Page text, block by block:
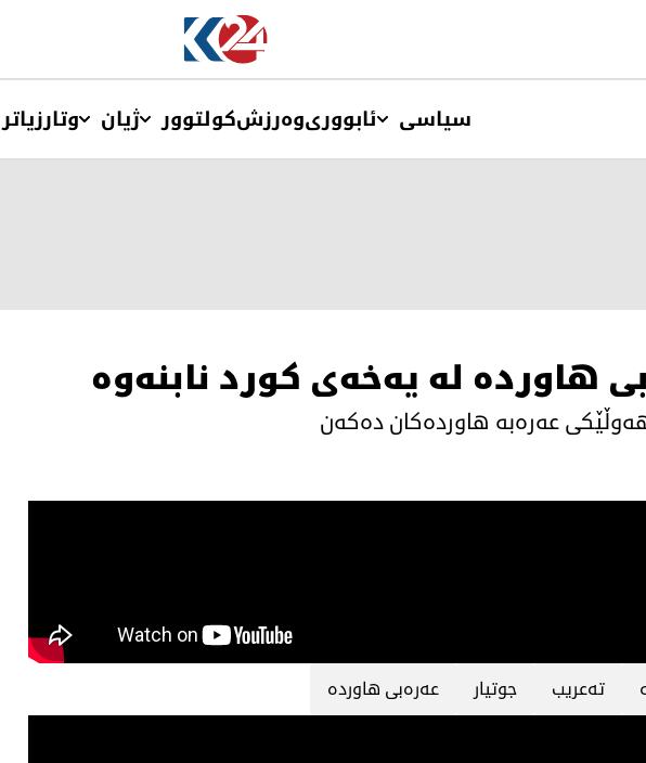
سیاسی ئابووریوەرزشکولتوور ژیان وتارزیاتر
هاورده‌ له‌ یه‌خه‌ی كورد نابنه‌وه‌
عه‌ره‌به‌ هاورده‌كان ده‌كه‌ن
تەعریب جوتیار عەرەبی ھاوردە